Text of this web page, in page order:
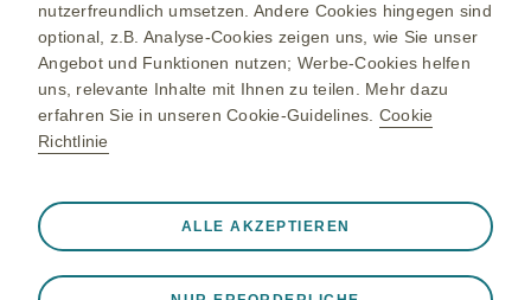
at.info@gsk.com
glaxosmithkline.at
GlaxoSmithKline Pharma GmbH
1100 Wien
nutzerfreundlich umsetzen. Andere Cookies hingegen sind
optional, z.B. Analyse-Cookies zeigen uns, wie Sie unser
Angebot und Funktionen nutzen; Werbe-Cookies helfen
uns, relevante Inhalte mit Ihnen zu teilen. Mehr dazu
erfahren Sie in unseren Cookie-Guidelines. Cookie
Richtlinie
❮
funktioniert, z. B. um Sitzungsdaten während eines
ALLE AKZEPTIEREN